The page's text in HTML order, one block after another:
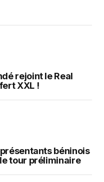
rejoint le Real
XXL !
béninois
tour préliminaire